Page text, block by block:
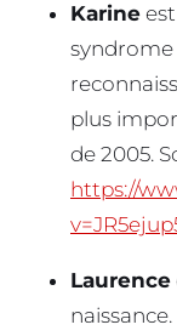
Karine
syndrome
plus
de 2005.
https://
Laurence